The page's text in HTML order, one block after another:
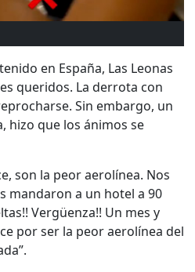
en España, Las Leonas
queridos. La derrota con
Sin embargo, un
hizo que los ánimos se
son la peor aerolínea. Nos
mandaron a un hotel a 90
Vergüenza!! Un mes y
por ser la peor aerolínea del